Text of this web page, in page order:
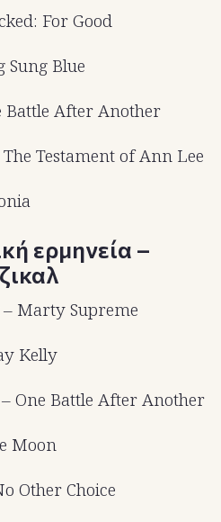
For Good
Sung Blue
Battle After Another
Testament of Ann Lee
ερμηνεία –
Marty Supreme
Kelly
One Battle After Another
Moon
Other Choice